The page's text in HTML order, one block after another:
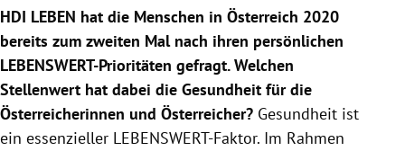
HDI LEBEN hat die Menschen in Österreich 2020
bereits zum zweiten Mal nach ihren persönlichen
LEBENSWERT-Prioritäten gefragt. Welchen
Stellenwert hat dabei die Gesundheit für die
Österreicherinnen und Österreicher? Gesundheit ist
ein essenzieller LEBENSWERT-Faktor. Im Rahmen